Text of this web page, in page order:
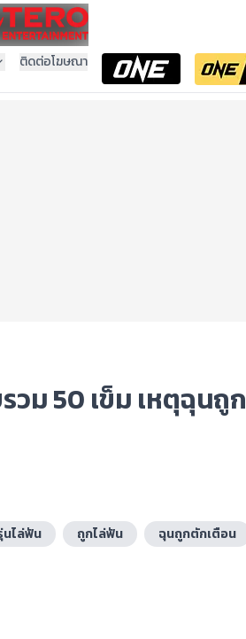
ติดต่อโฆษณา
วม 50 เข็ม เหตุฉุนถูก
ไล่ฟัน ถูกไล่ฟัน
ฉุนถูกตักเตือน